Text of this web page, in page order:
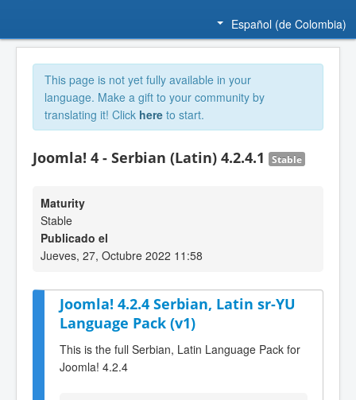
Español (de Colombia)
This page is not yet fully available in your
language. Make a gift to your community by
translating it! Click here to start.
Joomla! 4 - Serbian (Latin) 4.2.4.1 Stable
Maturity
Stable
Publicado el
Jueves, 27, Octubre 2022 11:58
Joomla! 4.2.4 Serbian, Latin sr-YU
Language Pack (v1)
This is the full Serbian, Latin Language Pack for
Joomla! 4.2.4